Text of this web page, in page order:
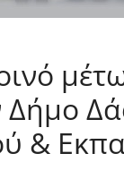
Δήμο
&